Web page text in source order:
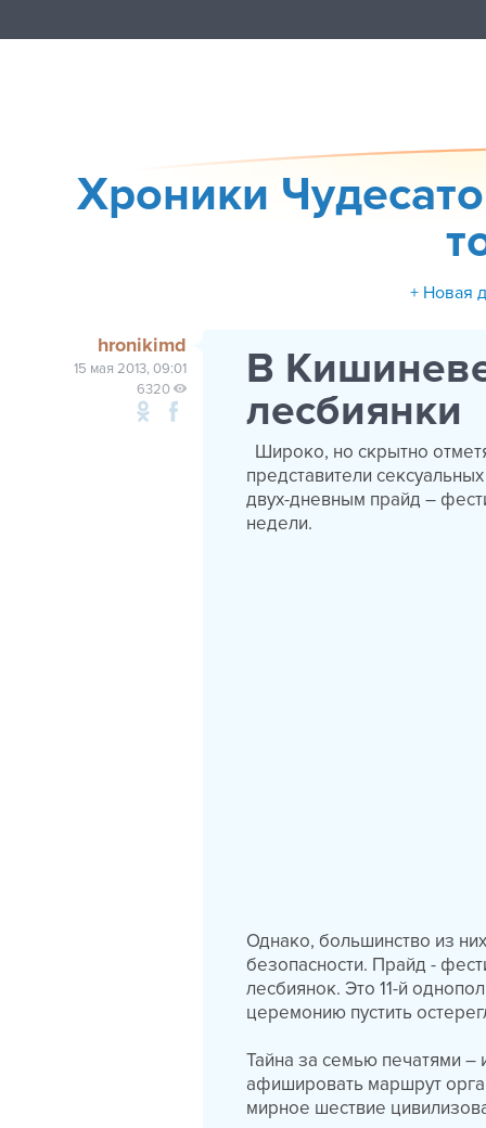
Хроники
+ Новая
hronikimd
15 мая 2013, 09:01
6320
В
лесбиянки
Широко, но скрытно
представители
двух-дневным прайд –
недели.
Однако, большинство из
безопасности. Прайд -
лесбиянок. Это 11-й
церемонию пустить
Тайна за семью печатями
афишировать маршрут
мирное шествие